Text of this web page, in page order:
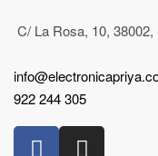
C/ La Rosa, 10,
922 244 305